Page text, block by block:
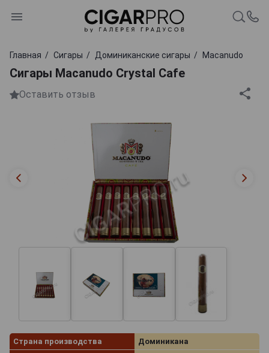
Главная Сигары Доминиканские сигары Macanudo
Сигары Macanudo Crystal Cafe
Оставить отзыв
Страна производства
Доминикана